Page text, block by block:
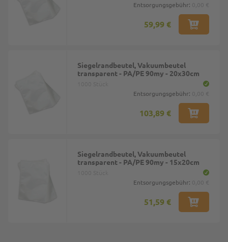
Entsorgungsgebühr:
59,99 €
Siegelrandbeutel, Vakuumbeutel
transparent - PA/PE 90my - 20x30cm
Entsorgungsgebühr:
103,89 €
Siegelrandbeutel, Vakuumbeutel
transparent - PA/PE 90my - 15x20cm
Entsorgungsgebühr:
51,59 €